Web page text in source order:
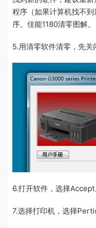
程序（如果计算机找不
序。佳能1180清零图解。
5.用清零软件清零，先关
6.打开软件，选择Accept
7.选择打印机，选择